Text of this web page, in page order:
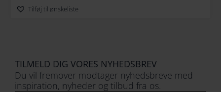
Tilføj til ønskeliste
TILMELD DIG VORES NYHEDSBREV
Du vil fremover modtager nyhedsbreve med
inspiration, nyheder og tilbud fra os.